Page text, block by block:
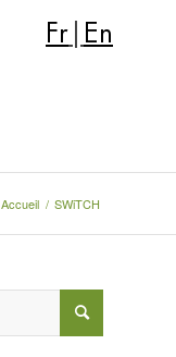
Fr En
Accueil / SWiTCH